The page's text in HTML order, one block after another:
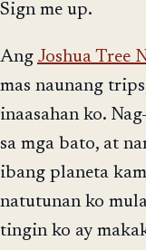
Sign me up.
Ang Joshua Tree
mas naunang
inaasahan ko.
sa mga bato, at
ibang planeta
natutunan ko
tingin ko ay